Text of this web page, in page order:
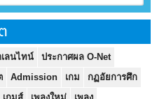
ลนไทน์
ประกาศผล O-Net
Admission เกม
กฏอัยการศึก